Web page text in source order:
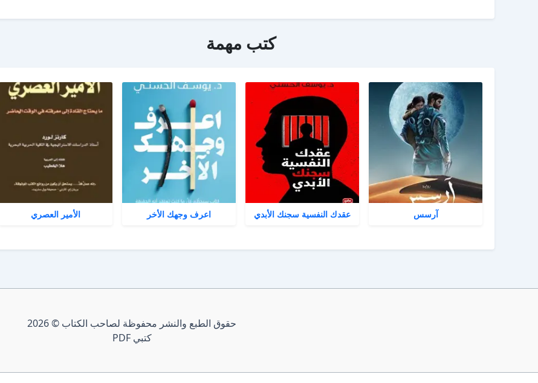
كتب مهمة
آرسس عقدك النفسية سجنك الأبدي اعرف وجهك الأخر الأمير العصري
حقوق الطبع والنشر محفوظة لصاحب الكتاب © 2026
كتبي PDF